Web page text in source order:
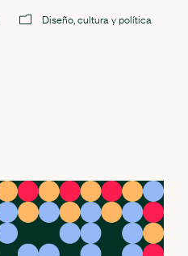
Diseño, cultura y política